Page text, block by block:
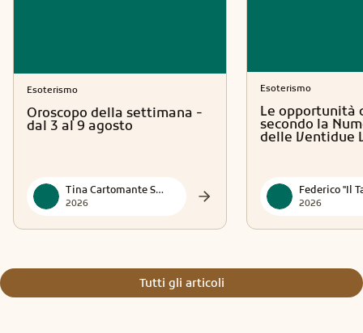
Esoterismo
Oroscopo della settimana -
dal 3 al 9 agosto
Tina Cartomante Sensitiva
2026
Esoterismo
Le opportunità
secondo la
delle Ventidue
2026
Tutti gli articoli